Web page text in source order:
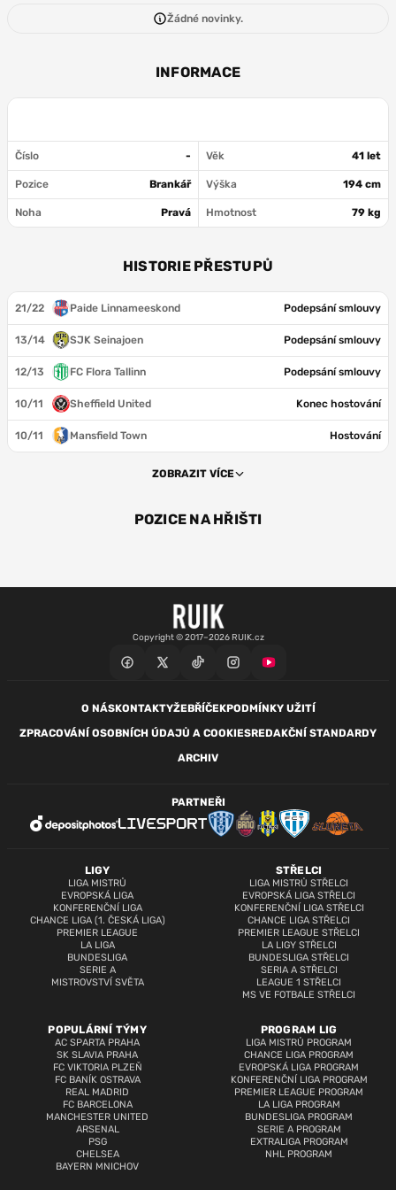
Žádné novinky.
INFORMACE
Číslo - Věk 41 let
Pozice Brankář Výška 194 cm
Noha Pravá Hmotnost 79 kg
HISTORIE PŘESTUPŮ
21/22 Paide Linnameeskond Podepsání smlouvy
13/14 SJK Seinajoen Podepsání smlouvy
12/13 FC Flora Tallinn Podepsání smlouvy
10/11 Sheffield United Konec hostování
10/11 Mansfield Town Hostování
ZOBRAZIT VÍCE
POZICE NA HŘIŠTI
Copyright © 2017–2026 RUIK.cz
O NÁSKONTAKTYŽEBŘÍČEKPODMÍNKY UŽITÍ
ZPRACOVÁNÍ OSOBNÍCH ÚDAJŮ A COOKIESREDAKČNÍ STANDARDY
ARCHIV
LIGY
LIGA MISTRŮ
EVROPSKÁ LIGA
KONFERENČNÍ LIGA
CHANCE LIGA (1. ČESKÁ LIGA)
PREMIER LEAGUE
LA LIGA
BUNDESLIGA
SERIE A
MISTROVSTVÍ SVĚTA
STŘELCI
LIGA MISTRŮ STŘELCI
EVROPSKÁ LIGA STŘELCI
KONFERENČNÍ LIGA STŘELCI
CHANCE LIGA STŘELCI
PREMIER LEAGUE STŘELCI
LA LIGY STŘELCI
BUNDESLIGA STŘELCI
SERIA A STŘELCI
LEAGUE 1 STŘELCI
MS VE FOTBALE STŘELCI
POPULÁRNÍ TÝMY
AC SPARTA PRAHA
SK SLAVIA PRAHA
FC VIKTORIA PLZEŇ
FC BANÍK OSTRAVA
REAL MADRID
FC BARCELONA
MANCHESTER UNITED
ARSENAL
PSG
CHELSEA
BAYERN MNICHOV
PROGRAM LIG
LIGA MISTRŮ PROGRAM
CHANCE LIGA PROGRAM
EVROPSKÁ LIGA PROGRAM
KONFERENČNÍ LIGA PROGRAM
PREMIER LEAGUE PROGRAM
LA LIGA PROGRAM
BUNDESLIGA PROGRAM
SERIE A PROGRAM
EXTRALIGA PROGRAM
NHL PROGRAM
PARTNEŘI